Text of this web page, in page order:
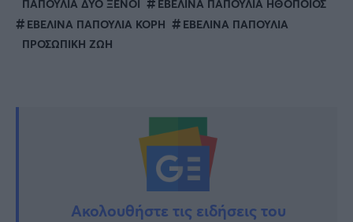
ΠΑΠΟΥΛΙΑ ΔΥΟ ΞΕΝΟΙ
ΕΒΕΛΙΝΑ ΠΑΠΟΥΛΙΑ ΗΘΟΠΟΙΟΣ
ΕΒΕΛΙΝΑ ΠΑΠΟΥΛΙΑ ΚΟΡΗ
ΕΒΕΛΙΝΑ ΠΑΠΟΥΛΙΑ
ΠΡΟΣΩΠΙΚΗ ΖΩΗ
Ακολουθήστε τις ειδήσεις του